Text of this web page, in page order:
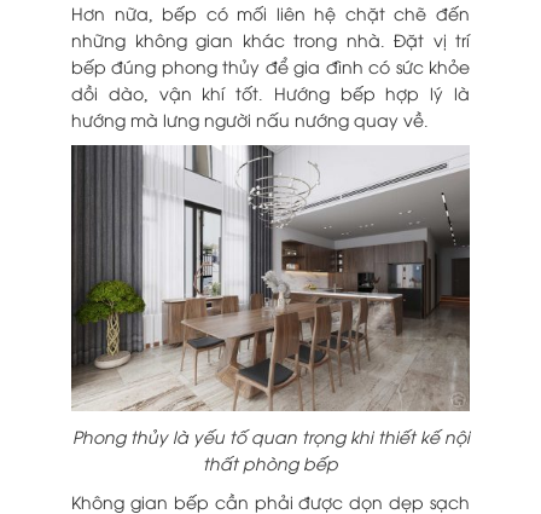
Hơn nữa, bếp có mối liên hệ chặt chẽ đến
những không gian khác trong nhà. Đặt vị trí
bếp đúng phong thủy để gia đình có sức khỏe
dồi dào, vận khí tốt. Hướng bếp hợp lý là
hướng mà lưng người nấu nướng quay về.
Phong thủy là yếu tố quan trọng khi thiết kế nội
thất phòng bếp
Không gian bếp cần phải được dọn dẹp sạch